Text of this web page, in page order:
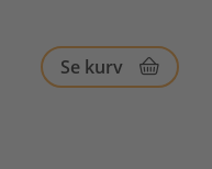
Se kurv